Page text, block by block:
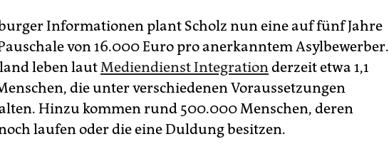
Informationen plant Scholz nun eine auf fünf Jahre
von 16.000 Euro pro anerkanntem Asylbewerber.
leben lautMediendienst Integrationderzeit etwa 1,1
die unter verschiedenen Voraussetzungen
Hinzu kommen rund 500.000 Menschen, deren
laufen oder die eine Duldung besitzen.